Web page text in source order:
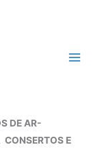
DE AR-
CONSERTOS E